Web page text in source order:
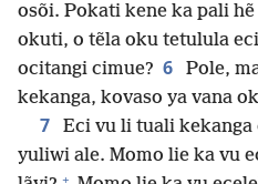
osõi. Pokati kene ka pali
okuti, o tẽla oku tetulula
ocitangi cimue? 6
Pole,
kekanga, kovaso ya vana
7
Eci vu li tuali
yuliwi ale. Momo lie ka vu
+